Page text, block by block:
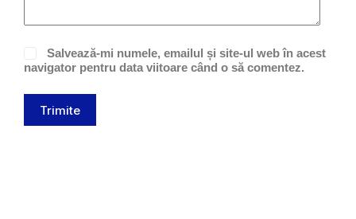
Salvează-mi numele, emailul și site-ul web în acest
navigator pentru data viitoare când o să comentez.
Trimite